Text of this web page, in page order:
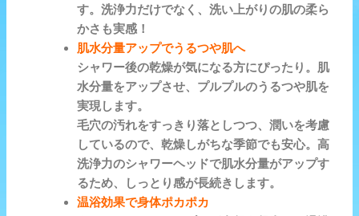
す。洗浄力だけでなく、洗い上がりの肌の柔ら
かさも実感！
肌水分量アップでうるつや肌へ
シャワー後の乾燥が気になる方にぴったり。肌
水分量をアップさせ、プルプルのうるつや肌を
実現します。
毛穴の汚れをすっきり落としつつ、潤いを考慮
しているので、乾燥しがちな季節でも安心。高
洗浄力のシャワーヘッドで肌水分量がアップす
るため、しっとり感が長続きします。
温浴効果で身体ポカポカ